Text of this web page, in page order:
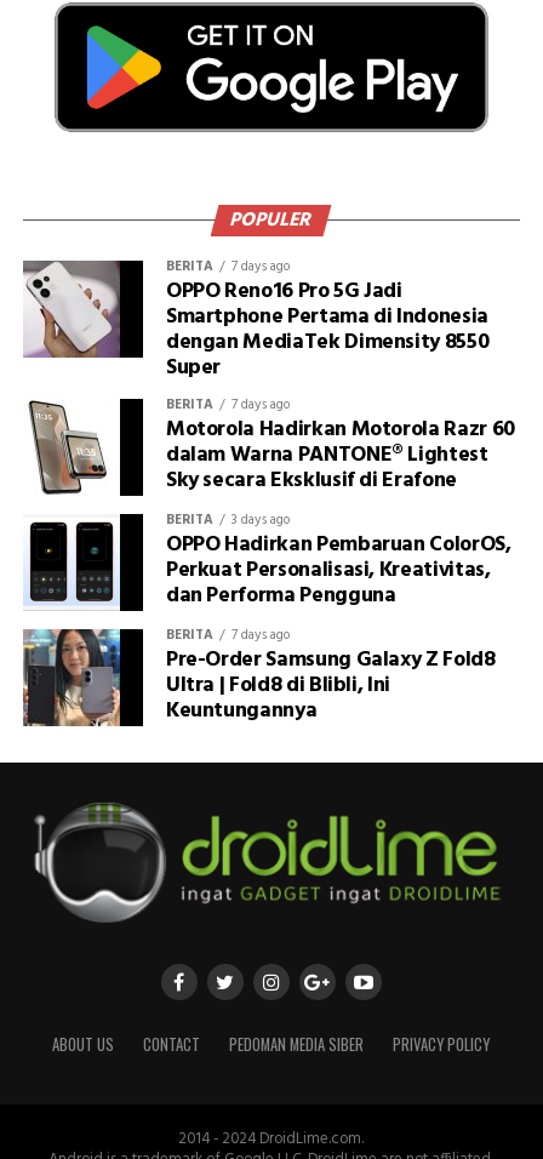
POPULER
BERITA 7 days ago
OPPO Reno16 Pro 5G Jadi
Smartphone Pertama di Indonesia
dengan MediaTek Dimensity 8550
Super
BERITA 7 days ago
Motorola Hadirkan Motorola Razr 60
dalam Warna PANTONE® Lightest
Sky secara Eksklusif di Erafone
BERITA 3 days ago
OPPO Hadirkan Pembaruan ColorOS,
Perkuat Personalisasi, Kreativitas,
dan Performa Pengguna
BERITA 7 days ago
Pre-Order Samsung Galaxy Z Fold8
Ultra | Fold8 di Blibli, Ini
Keuntungannya
ABOUT US CONTACT PEDOMAN MEDIA SIBER PRIVACY POLICY
2014 - 2024 DroidLime.com.